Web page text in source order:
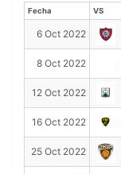
Fecha VS
6 Oct 2022
8 Oct 2022
12 Oct 2022
16 Oct 2022
25 Oct 2022